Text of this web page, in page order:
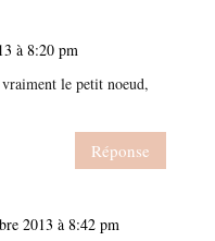
à 8:20 pm
le petit noeud,
Réponse
2013 à 8:42 pm